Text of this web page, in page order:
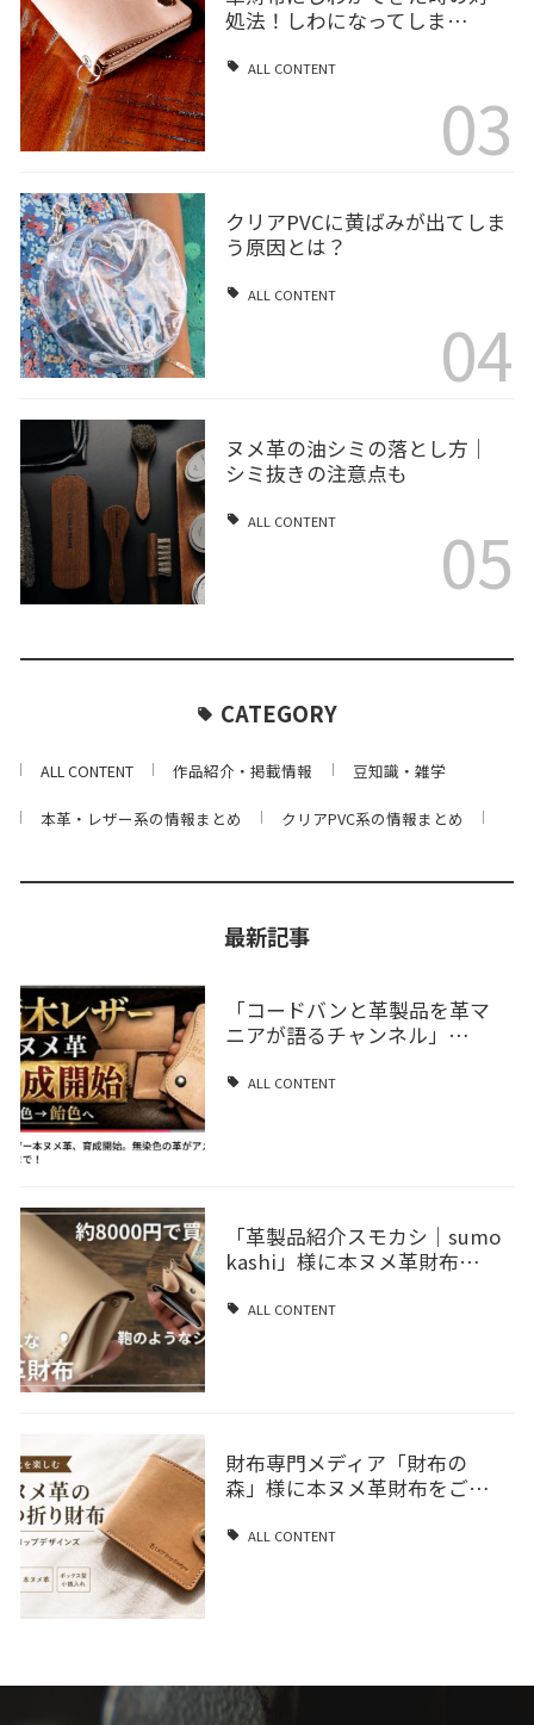
処法！しわになってしま…
ALL CONTENT
03
クリアPVCに黄ばみが出てしま
う原因とは？
ALL CONTENT
04
ヌメ革の油シミの落とし方｜
シミ抜きの注意点も
ALL CONTENT 05
CATEGORY
ALL CONTENT 作品紹介・掲載情報 豆知識・雑学
本革・レザー系の情報まとめ クリアPVC系の情報まとめ
最新記事
「コードバンと革製品を革マ
ニアが語るチャンネル」…
ALL CONTENT
「革製品紹介スモカシ｜sumo
kashi」様に本ヌメ革財布…
ALL CONTENT
財布専門メディア「財布の
森」様に本ヌメ革財布をご…
ALL CONTENT